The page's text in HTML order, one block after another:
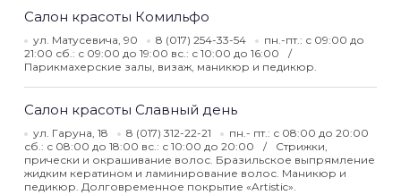
Салон красоты Комильфо
ул. Матусевича, 90 8 (017) 254-33-54
пн.-пт.: с 09:00 до
21:00 сб.: с 09:00 до 19:00 вс.: с 10:00 до 16:00
Парикмахерские залы, визаж, маникюр и педикюр.
Салон красоты Славный день
ул. Гаруна, 18 8 (017) 312-22-21
пн.- пт.: с 08:00 до 20:00
сб.: с 08:00 до 18:00 вс.: с 10:00 до 20:00
Стрижки,
прически и окрашивание волос. Бразильское выпрямление
жидким кератином и ламинирование волос. Маникюр и
педикюр. Долговременное покрытие «Artistic».